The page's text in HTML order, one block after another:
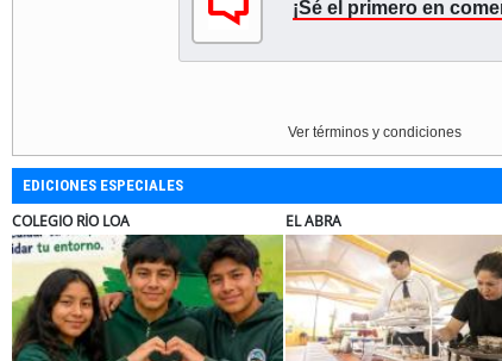
¡Sé el primero en
Ver términos y condiciones
EDICIONES ESPECIALES